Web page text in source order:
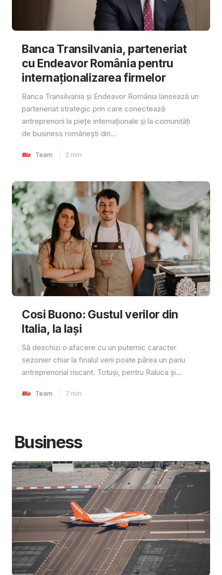
Banca Transilvania, parteneriat
cu Endeavor România pentru
internaționalizarea firmelor
Banca Transilvania și Endeavor România lansează un
parteneriat strategic prin care conectează
antreprenorii la piețe internaționale și la comunități
de business românești din...
Team 2 min
Cosi Buono: Gustul verilor din
Italia, la Iași
Să deschizi o afacere cu un puternic caracter
sezonier chiar la finalul verii poate părea un pariu
antreprenorial riscant. Totuși, pentru Raluca și...
Team 7 min
Business